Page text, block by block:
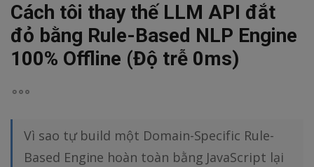
Cách tôi thay thế LLM API đắt
đỏ bằng Rule-Based NLP Engine
100% Offline (Độ trễ 0ms)
Vì sao tự build một Domain-Specific Rule-
Based Engine hoàn toàn bằng JavaScript lại